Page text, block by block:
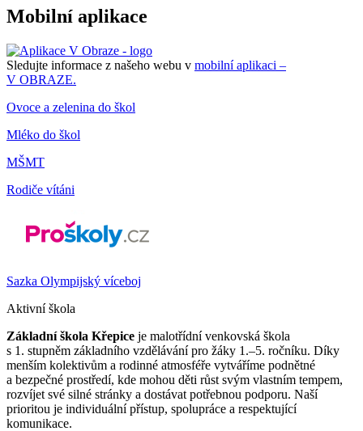
Mobilní aplikace
Sledujte informace z našeho webu v mobilní aplikaci –
V OBRAZE.
Ovoce a zelenina do škol
Mléko do škol
MŠMT
Rodiče vítáni
Sazka Olympijský víceboj
Aktivní škola
Základní škola Křepice je malotřídní venkovská škola
s 1. stupněm základního vzdělávání pro žáky 1.–5. ročníku. Díky
menším kolektivům a rodinné atmosféře vytváříme podnětné
a bezpečné prostředí, kde mohou děti růst svým vlastním tempem,
rozvíjet své silné stránky a dostávat potřebnou podporu. Naší
prioritou je individuální přístup, spolupráce a respektující
komunikace.